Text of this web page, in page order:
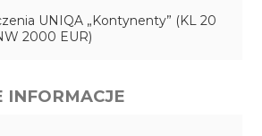
UNIQA „Kontynenty” (KL 20
2000 EUR)
INFORMACJE